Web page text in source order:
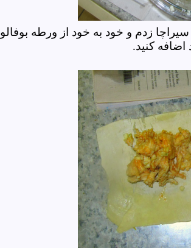
زدم و خود به خود از ورطه بوفالو
کنید.